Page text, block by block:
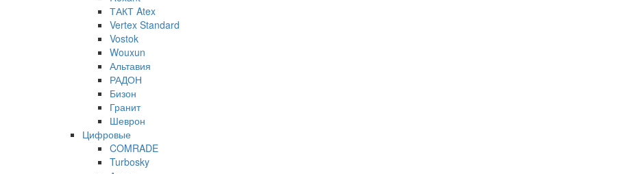
ТАКТ Atex
Vertex Standard
Vostok
Wouxun
Альтавия
РАДОН
Бизон
Гранит
Шеврон
Цифровые
COMRADE
Turbosky